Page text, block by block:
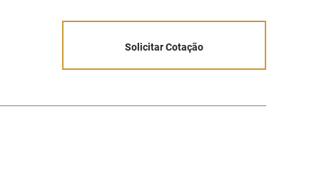
Solicitar Cotação